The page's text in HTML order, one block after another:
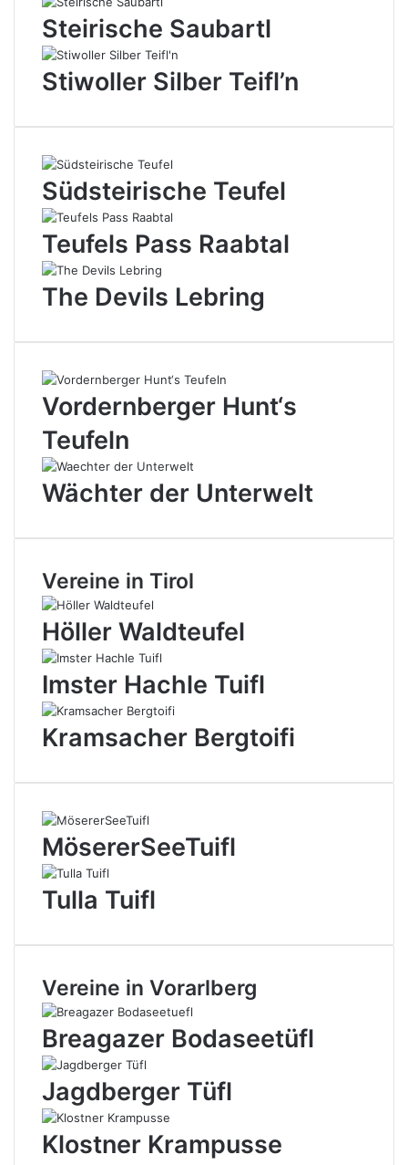
Steirische Saubartl
Stiwoller Silber Teifl’n
Südsteirische Teufel
Teufels Pass Raabtal
The Devils Lebring
Vordernberger Hunt‘s
Teufeln
Wächter der Unterwelt
Vereine in Tirol
Höller Waldteufel
Imster Hachle Tuifl
Kramsacher Bergtoifi
MösererSeeTuifl
Tulla Tuifl
Vereine in Vorarlberg
Breagazer Bodaseetüfl
Jagdberger Tüfl
Klostner Krampusse